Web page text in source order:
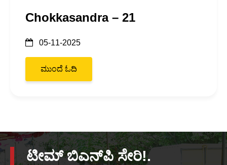
Chokkasandra – 21
05-11-2025
ಮುಂದೆ ಓದಿ
ಟೀಮ್ ಬಿಎನ್‌ಪಿ ಸೇರಿ!.